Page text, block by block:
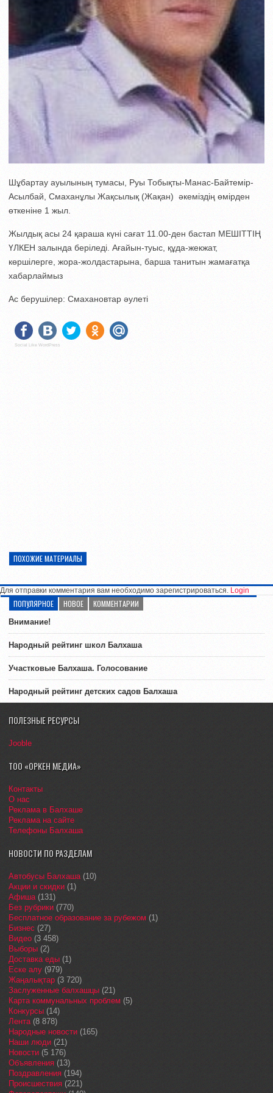
Шұбартау ауылының тумасы, Руы Тобықты-Манас-Байтемір-
Асылбай, Смаханұлы Жақсылық (Жақан) әкеміздің өмірден
өткеніне 1 жыл.
Жылдық асы 24 қараша күні сағат 11.00-ден бастап МЕШІТТІҢ
ҮЛКЕН залында беріледі. Ағайын-туыс, құда-жекжат,
көршілерге, жора-жолдастарына, барша танитын жамағатқа
хабарлаймыз
Ас берушілер: Смахановтар әулеті
Social Like WordPress
ПОХОЖИЕ МАТЕРИАЛЫ
Для отправки комментария вам необходимо зарегистрироваться. Login
ПОПУЛЯРНОЕ НОВОЕ КОММЕНТАРИИ
Внимание!
Народный рейтинг школ Балхаша
Участковые Балхаша. Голосование
Народный рейтинг детских садов Балхаша
ПОЛЕЗНЫЕ РЕСУРСЫ
Jooble
ТОО «ОРКЕН МЕДИА»
Контакты
О нас
Реклама в Балхаше
Реклама на сайте
Телефоны Балхаша
НОВОСТИ ПО РАЗДЕЛАМ
Автобусы Балхаша(10)
Акции и скидки (1)
Афиша(131)
Без рубрики (770)
Бесплатное образование за рубежом (1)
Бизнес (27)
Видео (3 458)
Выборы (2)
Доставка еды (1)
Еске алу (979)
Жаңалықтар (3 720)
Заслуженные балхашцы (21)
Карта коммунальных проблем (5)
Конкурсы (14)
Лента(8 878)
Народные новости (165)
Наши люди (21)
Новости (5 176)
Объявления (13)
Поздравления (194)
Происшествия (221)